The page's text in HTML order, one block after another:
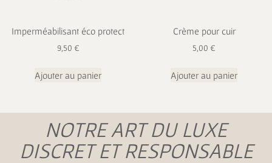
Imperméabilisant éco protect
9,50 €
Ajouter au panier
Crème pour cuir
5,00 €
Ajouter au panier
NOTRE ART DU LUXE
DISCRET ET RESPONSABLE